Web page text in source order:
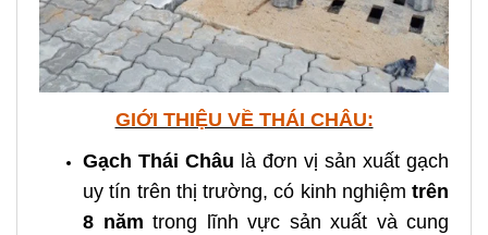
GIỚI THIỆU VỀ THÁI CHÂU:
Gạch Thái Châu là đơn vị sản xuất gạch
uy tín trên thị trường, có kinh nghiệm trên
8 năm trong lĩnh vực sản xuất và cung